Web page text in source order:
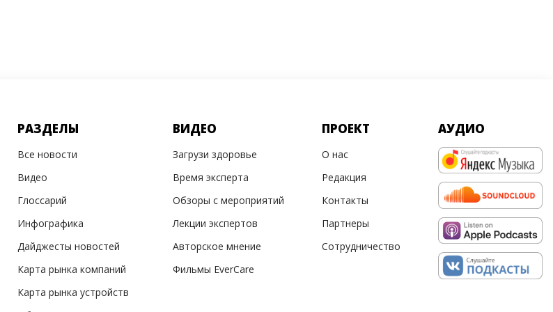
РАЗДЕЛЫ
Все новости
Видео
Глоссарий
Инфографика
Дайджесты новостей
Карта рынка компаний
Карта рынка устройств
ВИДЕО
Загрузи здоровье
Время эксперта
Обзоры с мероприятий
Лекции экспертов
Авторское мнение
Фильмы EverCare
ПРОЕКТ
О нас
Редакция
Контакты
Партнеры
Сотрудничество
АУДИО